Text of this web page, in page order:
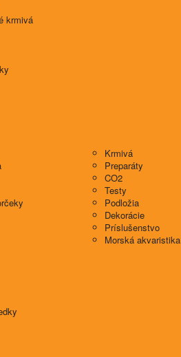
krmivá
Krmivá
Preparáty
CO2
Testy
Podložia
Dekorácie
Príslušenstvo
Morská akvaristika